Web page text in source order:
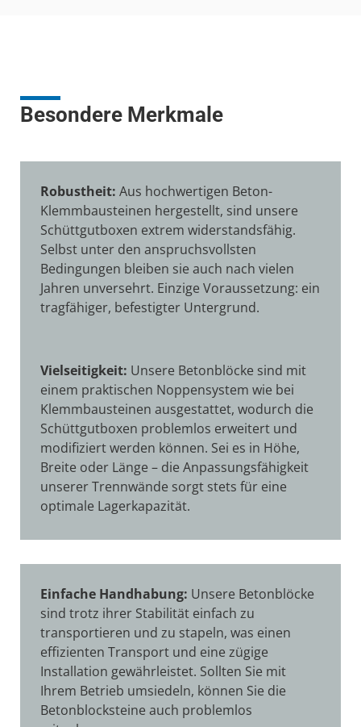
Besondere Merkmale
Robustheit: Aus hochwertigen Beton-
Klemmbausteinen hergestellt, sind unsere
Schüttgutboxen extrem widerstandsfähig.
Selbst unter den anspruchsvollsten
Bedingungen bleiben sie auch nach vielen
Jahren unversehrt. Einzige Voraussetzung: ein
tragfähiger, befestigter Untergrund.
Vielseitigkeit: Unsere Betonblöcke sind mit
einem praktischen Noppensystem wie bei
Klemmbausteinen ausgestattet, wodurch die
Schüttgutboxen problemlos erweitert und
modifiziert werden können. Sei es in Höhe,
Breite oder Länge – die Anpassungsfähigkeit
unserer Trennwände sorgt stets für eine
optimale Lagerkapazität.
Einfache Handhabung: Unsere Betonblöcke
sind trotz ihrer Stabilität einfach zu
transportieren und zu stapeln, was einen
effizienten Transport und eine zügige
Installation gewährleistet. Sollten Sie mit
Ihrem Betrieb umsiedeln, können Sie die
Betonblocksteine auch problemlos